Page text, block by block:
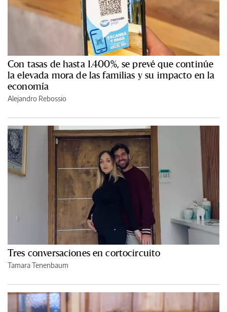
Con tasas de hasta 1.400%, se prevé que continúe
la elevada mora de las familias y su impacto en la
economía
Alejandro Rebossio
Tres conversaciones en cortocircuito
Tamara Tenenbaum